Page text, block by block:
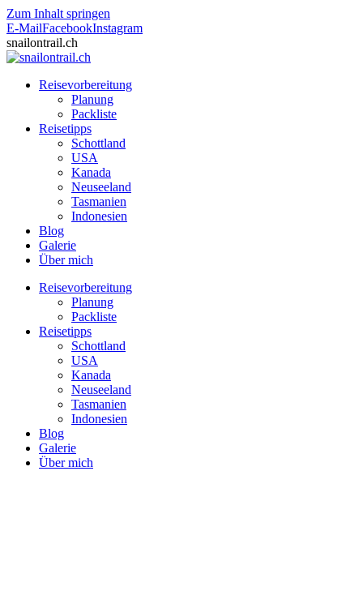
Zum Inhalt springen
E-MailFacebookInstagram
snailontrail.ch
Reisevorbereitung
Planung
Packliste
Reisetipps
Schottland
USA
Kanada
Neuseeland
Tasmanien
Indonesien
Blog
Galerie
Über mich
Reisevorbereitung
Planung
Packliste
Reisetipps
Schottland
USA
Kanada
Neuseeland
Tasmanien
Indonesien
Blog
Galerie
Über mich